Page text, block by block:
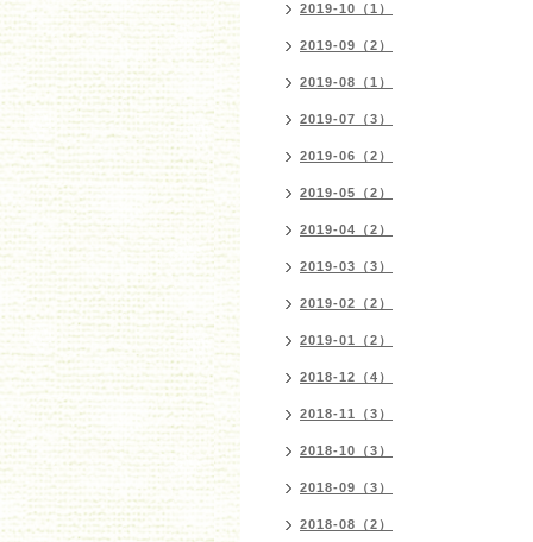
2019-10（1）
2019-09（2）
2019-08（1）
2019-07（3）
2019-06（2）
2019-05（2）
2019-04（2）
2019-03（3）
2019-02（2）
2019-01（2）
2018-12（4）
2018-11（3）
2018-10（3）
2018-09（3）
2018-08（2）